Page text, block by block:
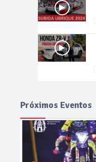
Próximos Eventos